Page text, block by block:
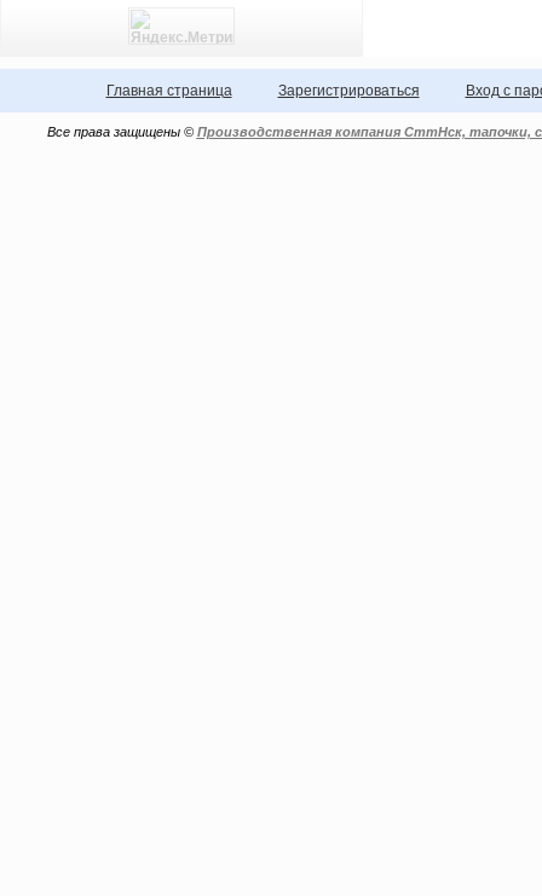
Главная страница Зарегистрироваться Вход с
Все права защищены © Производственная компания СттНск, тапочки,